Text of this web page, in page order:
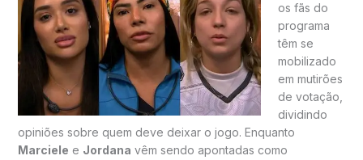
os fãs do
programa
têm se
mobilizado
em mutirões
de votação,
dividindo
opiniões sobre quem deve deixar o jogo. Enquanto
Marciele e Jordana vêm sendo apontadas como